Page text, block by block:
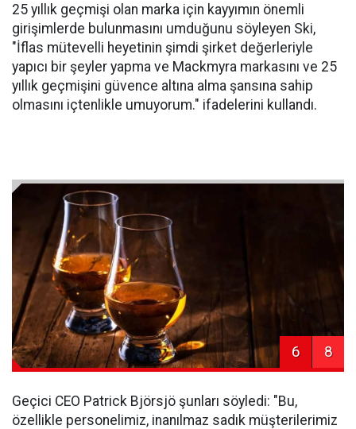
25 yıllık geçmişi olan marka için kayyımın önemli
girişimlerde bulunmasını umduğunu söyleyen Ski,
"İflas mütevelli heyetinin şimdi şirket değerleriyle
yapıcı bir şeyler yapma ve Mackmyra markasını ve 25
yıllık geçmişini güvence altına alma şansına sahip
olmasını içtenlikle umuyorum." ifadelerini kullandı.
6 8
Geçici CEO Patrick Björsjö şunları söyledi: "Bu,
özellikle personelimiz, inanılmaz sadık müşterilerimiz